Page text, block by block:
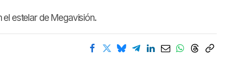
estelar de Megavisión.